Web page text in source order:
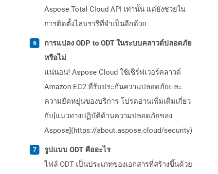
Aspose.Total Cloud API เท่านั้น แต่ยังช่วยใน
การติดตั้งไลบรารีที่จำเป็นอีกด้วย
การแปลง ODP to ODT ในระบบคลาวด์ปลอดภัย
หรือไม่
แน่นอน! Aspose Cloud ใช้เซิร์ฟเวอร์คลาวด์
Amazon EC2 ที่รับประกันความปลอดภัยและ
ความยืดหยุ่นของบริการ โปรดอ่านเพิ่มเติมเกี่ยว
กับ[แนวทางปฏิบัติด้านความปลอดภัยของ
Aspose](https://about.aspose.cloud/security)
รูปแบบ ODT คืออะไร
ไฟล์ ODT เป็นประเภทของเอกสารที่สร้างขึ้นด้วย